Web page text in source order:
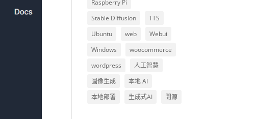
Raspberry Pi
Stable Diffusion
TTS
Ubuntu
web
Webui
Windows
woocommerce
wordpress
人工智慧
圖像生成
本地 AI
本地部署
生成式AI 開源